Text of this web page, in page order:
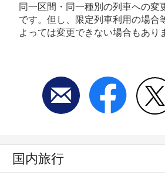
同一区間・同一種別の列車への変
です。但し、限定列車利用の場合
よっては変更できない場合もあり
国内旅行